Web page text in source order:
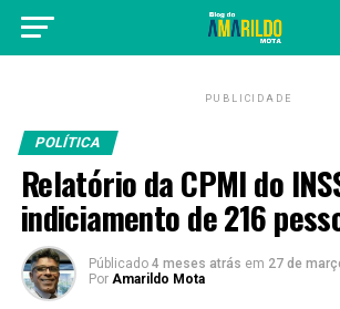
PUBLICIDADE
POLÍTICA
Relatório da CPMI do
indiciamento de 216
Públicado 4 meses atrás em 27 de
Por Amarildo Mota